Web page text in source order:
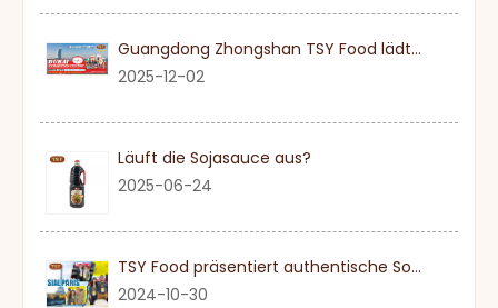
Guangdong Zhongshan TSY Food lädt Sie herzlich ein, die Dubai Gulfood Exhibition 2026 zu besuchen
2025-12-02
Läuft die Sojasauce aus?
2025-06-24
TSY Food präsentiert authentische Sojasauce auf der SIAL PARIS 2024
2024-10-30